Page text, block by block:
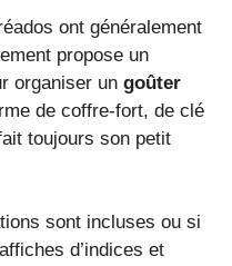
ont généralement
propose un
organiser un goûter
de coffre-fort, de clé
toujours son petit
sont incluses ou si
d’indices et